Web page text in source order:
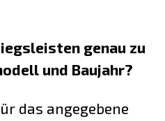
genau zu
und Baujahr?
das angegebene